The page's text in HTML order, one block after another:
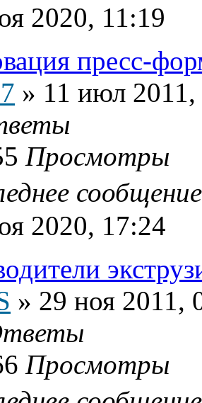
2020, 11:19
пресс-
» 11 июл
Просмотры
2020, 17:24
» 29 ноя 2011,
Просмотры